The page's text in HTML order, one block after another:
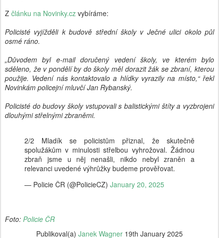
Z článku na Novinky.cz vybíráme:
Policisté vyjížděli k budově střední školy v Ječné ulici okolo půl
osmé ráno.
„Důvodem byl e-mail doručený vedení školy, ve kterém bylo
sděleno, že v pondělí by do školy měl dorazit žák se zbraní, kterou
použije. Vedení nás kontaktovalo a hlídky vyrazily na místo,“ řekl
Novinkám policejní mluvčí Jan Rybanský.
Policisté do budovy školy vstupovali s balistickými štíty a vyzbrojeni
dlouhými střelnými zbraněmi.
2/2 Mladík se policistům přiznal, že skutečně
spolužákům v minulosti střelbou vyhrožoval. Žádnou
zbraň jsme u něj nenašli, nikdo nebyl zraněn a
relevanci uvedené výhrůžky budeme prověřovat.
— Policie ČR (@PolicieCZ) January 20, 2025
Foto: Policie ČR
Publikoval(a) Janek Wagner 19th January 2025